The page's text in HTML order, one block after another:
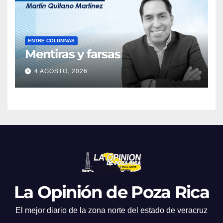
ENTRE COLUMNAS
Mentiras y farsas
4 AGOSTO, 2026
La Opinión de Poza Rica
El mejor diario de la zona norte del estado de veracruz